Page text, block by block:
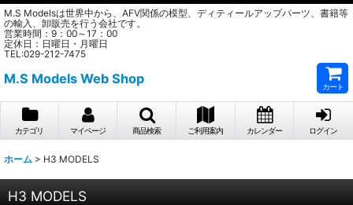
M.S Modelsは世界中から、AFV関係の模型、ディティールアップパーツ、書籍等
の輸入、卸販売を行う会社です。
営業時間：9：00～17：00
定休日：日曜日・月曜日
TEL:029-212-7475
M.S Models Web Shop
カート
カテゴリ マイページ 商品検索 ご利用案内 カレンダー ログイン
ホーム > H3 MODELS
H3 MODELS